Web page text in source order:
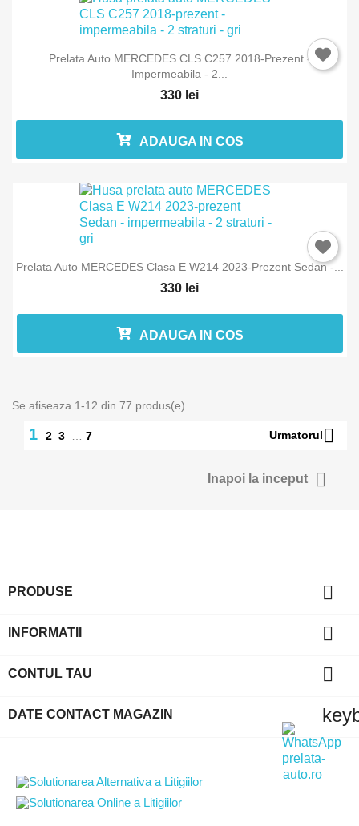
Prelata Auto MERCEDES CLS C257 2018-Prezent -
Impermeabila - 2...
330 lei
ADAUGA IN COS
Prelata Auto MERCEDES Clasa E W214 2023-Prezent Sedan -...
330 lei
ADAUGA IN COS
Se afiseaza 1-12 din 77 produs(e)
1 2 3 7 Urmatorul
Inapoi la inceput 
PRODUSE 
INFORMATII 
CONTUL TAU 
DATE CONTACT MAGAZIN